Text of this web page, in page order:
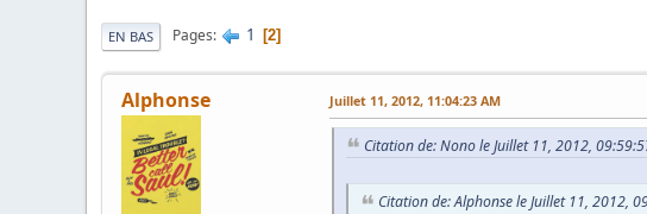
EN BAS Pages 1 2
Alphonse Juillet 11, 2012, 11:04:23 AM
Citation de: Nono le Juillet 11, 2012,
Citation de: Alphonse le Juillet 11, 2012,